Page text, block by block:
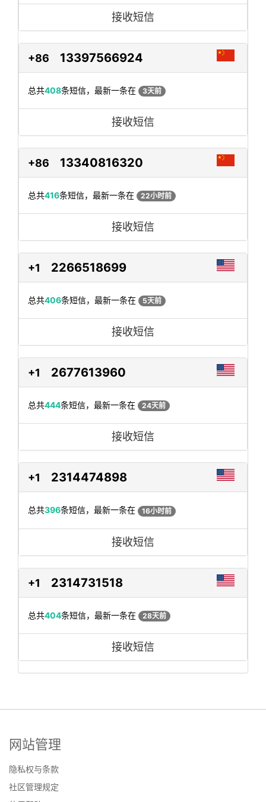
接收短信
+86 13397566924
总共408条短信，最新一条在 3天前
接收短信
+86 13340816320
总共416条短信，最新一条在 22小时前
接收短信
+1 2266518699
总共406条短信，最新一条在 5天前
接收短信
+1 2677613960
总共444条短信，最新一条在 24天前
接收短信
+1 2314474898
总共396条短信，最新一条在 16小时前
接收短信
+1 2314731518
总共404条短信，最新一条在 28天前
接收短信
网站管理
隐私权与条款
社区管理规定